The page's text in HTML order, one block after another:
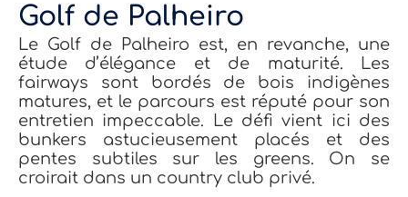
Golf de Palheiro
Le Golf de Palheiro est, en revanche, une
étude d’élégance et de maturité. Les
fairways sont bordés de bois indigènes
matures, et le parcours est réputé pour son
entretien impeccable. Le défi vient ici des
bunkers astucieusement placés et des
pentes subtiles sur les greens. On se
croirait dans un country club privé.